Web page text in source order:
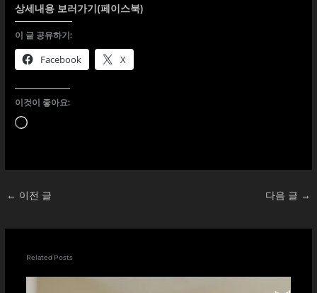
상세내용 보러가기(페이스북)
이 글 공유하기:
Facebook X
이것이 좋아요:
로
← 이전 글 다음 글 →
Related Posts